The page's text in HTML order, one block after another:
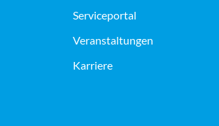
Serviceportal
Veranstaltungen
Karriere